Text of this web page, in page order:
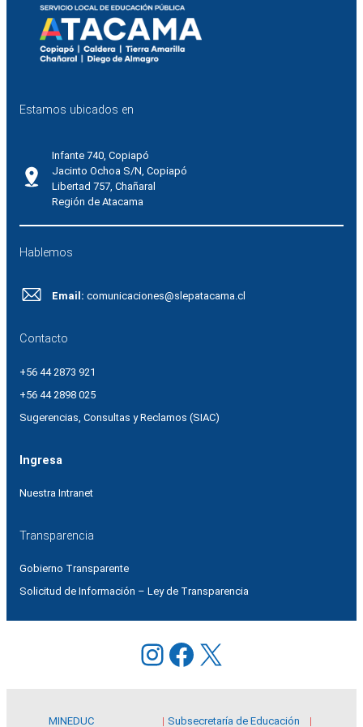
Estamos ubicados en
Infante 740, Copiapó
Jacinto Ochoa S/N, Copiapó
Libertad 757, Chañaral
Región de Atacama
Hablemos
Email: comunicaciones@slepatacama.cl
Contacto
+56 44 2873 921
+56 44 2898 025
Sugerencias, Consultas y Reclamos (SIAC)
Ingresa
Nuestra Intranet
Transparencia
Gobierno Transparente
Solicitud de Información – Ley de Transparencia
Instagram
Facebook
X
MINEDUC Subsecretaría de Educación